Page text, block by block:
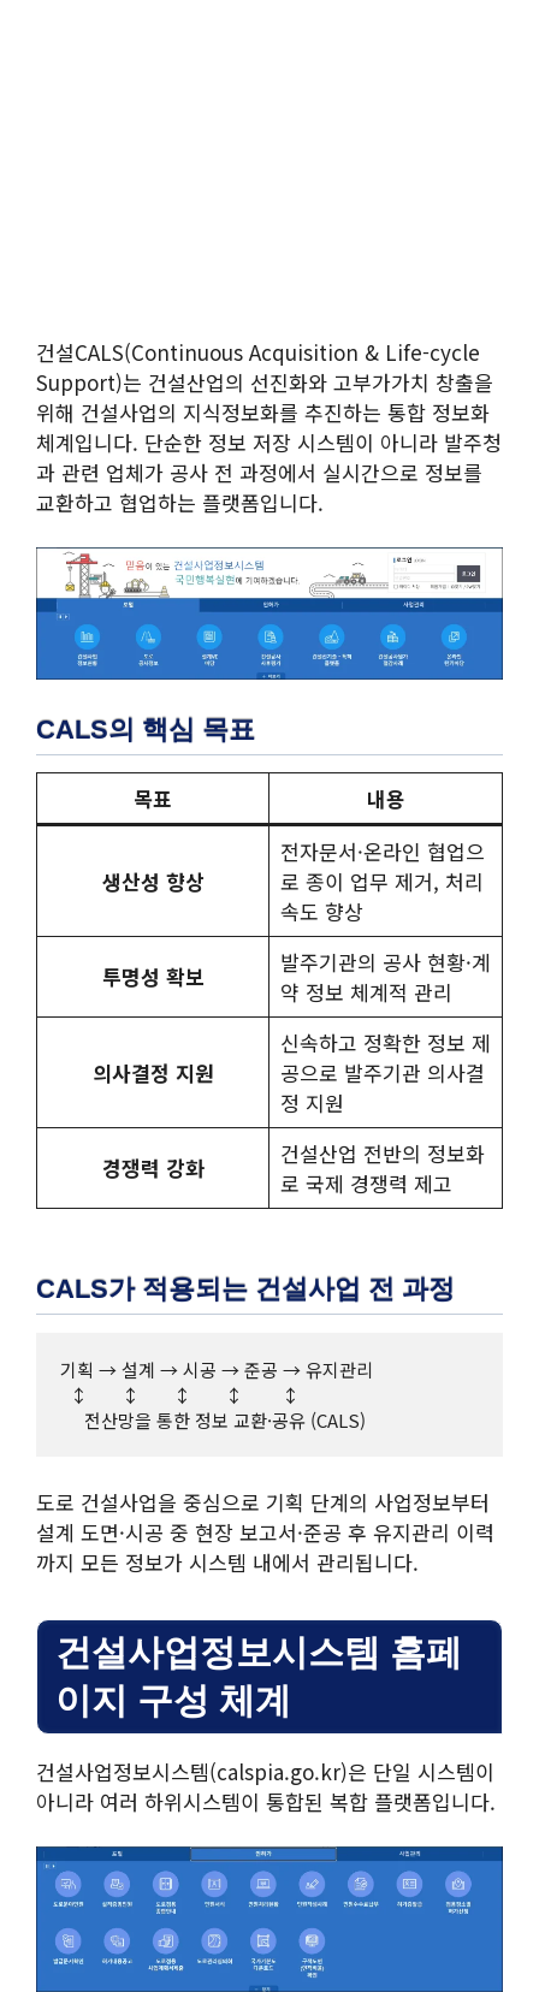
건설CALS(Continuous Acquisition & Life-cycle
Support)는 건설산업의 선진화와 고부가가치 창출을
위해 건설사업의 지식정보화를 추진하는 통합 정보화
체계입니다. 단순한 정보 저장 시스템이 아니라 발주청
과 관련 업체가 공사 전 과정에서 실시간으로 정보를
교환하고 협업하는 플랫폼입니다.
CALS의 핵심 목표
목표 내용
생산성 향상
전자문서·온라인 협업으
로 종이 업무 제거, 처리
속도 향상
투명성 확보
발주기관의 공사 현황·계
약 정보 체계적 관리
의사결정 지원
신속하고 정확한 정보 제
공으로 발주기관 의사결
정 지원
경쟁력 강화
건설산업 전반의 정보화
로 국제 경쟁력 제고
CALS가 적용되는 건설사업 전 과정
기획 → 설계 → 시공 → 준공 → 유지관리
도로 건설사업을 중심으로 기획 단계의 사업정보부터
설계 도면·시공 중 현장 보고서·준공 후 유지관리 이력
까지 모든 정보가 시스템 내에서 관리됩니다.
건설사업정보시스템 홈페
이지 구성 체계
건설사업정보시스템(calspia.go.kr)은 단일 시스템이
아니라 여러 하위시스템이 통합된 복합 플랫폼입니다.